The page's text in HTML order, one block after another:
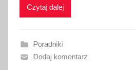
w
n
o
Czytaj dalej
Poradniki
Dodaj komentarz